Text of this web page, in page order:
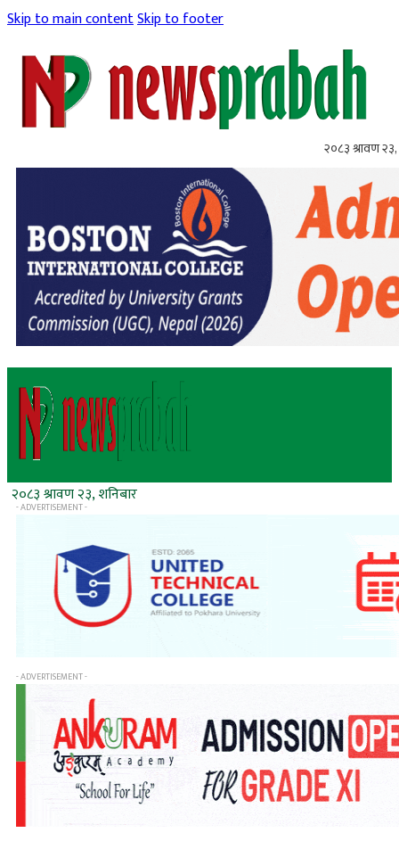
Skip to main contentSkip to footer
२०८३ श्रावण २३,
२०८३ श्रावण २३, शनिबार
- ADVERTISEMENT -
- ADVERTISEMENT -